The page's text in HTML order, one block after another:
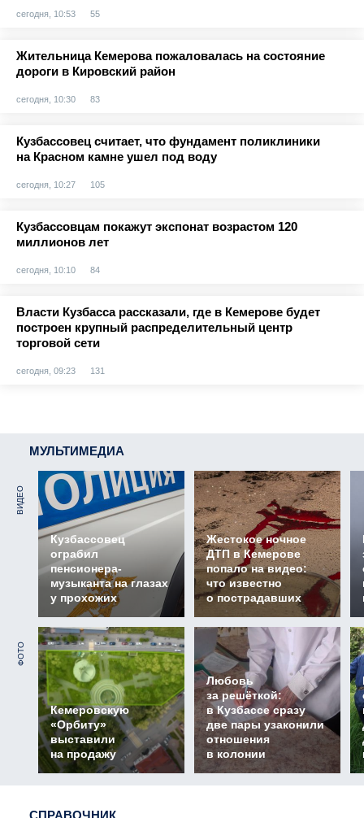
сегодня, 10:53 55
Жительница Кемерова пожаловалась на состояние
дороги в Кировский район
сегодня, 10:30 83
Кузбассовец считает, что фундамент поликлиники
на Красном камне ушел под воду
сегодня, 10:27 105
Кузбассовцам покажут экспонат возрастом 120
миллионов лет
сегодня, 10:10 84
Власти Кузбасса рассказали, где в Кемерове будет
построен крупный распределительный центр
торговой сети
сегодня, 09:23 131
МУЛЬТИМЕДИА
ВИДЕО
Кузбассовец
ограбил
пенсионера-
музыканта на глазах
у прохожих
Жестокое ночное
ДТП в Кемерове
попало на видео:
что известно
о пострадавших
ФОТО
Кемеровскую
«Орбиту»
выставили
на продажу
Любовь
за решёткой:
в Кузбассе сразу
две пары узаконили
отношения
в колонии